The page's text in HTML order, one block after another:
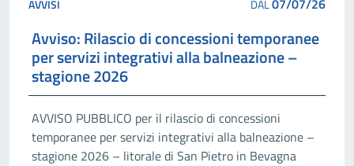
AVVISI DAL07/07/26
Avviso: Rilascio di concessioni temporanee
per servizi integrativi alla balneazione –
stagione 2026
AVVISO PUBBLICO per il rilascio di concessioni
temporanee per servizi integrativi alla balneazione –
stagione 2026 – litorale di San Pietro in Bevagna